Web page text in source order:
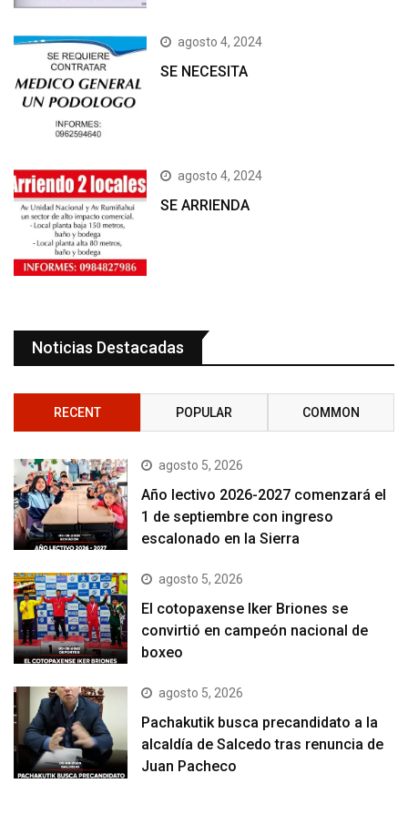
agosto 4, 2024
SE NECESITA
agosto 4, 2024
SE ARRIENDA
Noticias Destacadas
RECENT POPULAR COMMON
agosto 5, 2026
Año lectivo 2026-2027 comenzará el
1 de septiembre con ingreso
escalonado en la Sierra
agosto 5, 2026
El cotopaxense Iker Briones se
convirtió en campeón nacional de
boxeo
agosto 5, 2026
Pachakutik busca precandidato a la
alcaldía de Salcedo tras renuncia de
Juan Pacheco